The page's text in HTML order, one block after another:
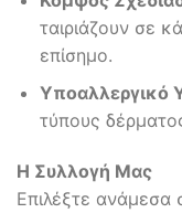
ταιριάζουν σε
επίσημο.
Υποαλλεργικό
τύπους
Η Συλλογή Μας
Επιλέξτε ανάμεσα